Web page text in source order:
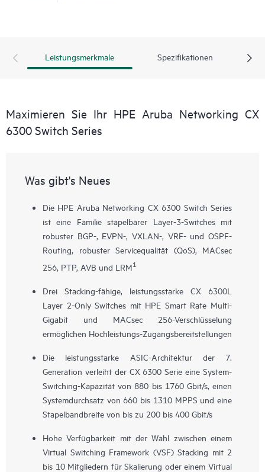
Leistungsmerkmale Spezifikationen
Maximieren Sie Ihr HPE Aruba Networking CX
6300 Switch Series
Was gibt's Neues
Die HPE Aruba Networking CX 6300 Switch Series
ist eine Familie stapelbarer Layer-3-Switches mit
robuster BGP-, EVPN-, VXLAN-, VRF- und OSPF-
Routing, robuster Servicequalität (QoS), MACsec
256, PTP, AVB und LRM1
Drei Stacking-fähige, leistungsstarke CX 6300L
Layer 2-Only Switches mit HPE Smart Rate Multi-
Gigabit und MACsec 256-Verschlüsselung
ermöglichen Hochleistungs-Zugangsbereitstellungen
Die leistungsstarke ASIC-Architektur der 7.
Generation verleiht der CX 6300 Serie eine System-
Switching-Kapazität von 880 bis 1760 Gbit/s, einen
Systemdurchsatz von 660 bis 1310 MPPS und eine
Stapelbandbreite von bis zu 200 bis 400 Gbit/s
Hohe Verfügbarkeit mit der Wahl zwischen einem
Virtual Switching Framework (VSF) Stacking mit 2
bis 10 Mitgliedern für Skalierung oder einem Virtual